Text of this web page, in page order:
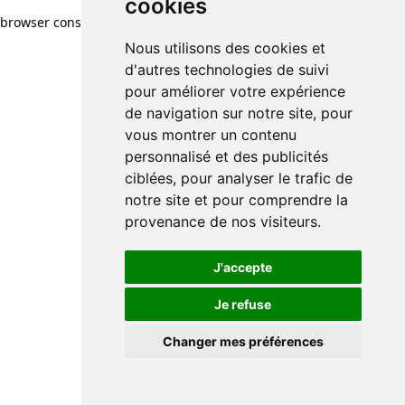
cookies
Nous utilisons des cookies et
d'autres technologies de suivi
pour améliorer votre expérience
de navigation sur notre site, pour
vous montrer un contenu
personnalisé et des publicités
ciblées, pour analyser le trafic de
notre site et pour comprendre la
provenance de nos visiteurs.
J'accepte
Je refuse
Changer mes préférences
browser console for more information)